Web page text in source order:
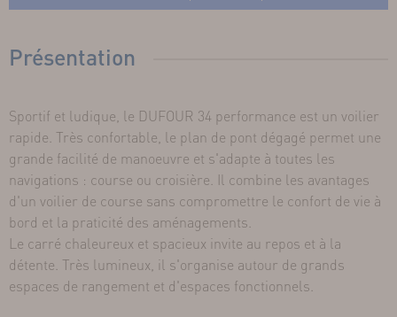
Présentation
Sportif et ludique, le DUFOUR 34 performance est un voilier
rapide. Très confortable, le plan de pont dégagé permet une
grande facilité de manoeuvre et s'adapte à toutes les
navigations : course ou croisière. Il combine les avantages
d'un voilier de course sans compromettre le confort de vie à
bord et la praticité des aménagements.
Le carré chaleureux et spacieux invite au repos et à la
détente. Très lumineux, il s'organise autour de grands
espaces de rangement et d'espaces fonctionnels.